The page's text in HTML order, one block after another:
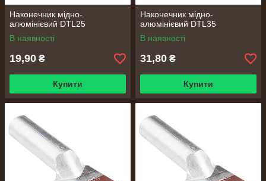
Наконечник мідно-
алюмінієвий DTL25
В наявності
19,90 ₴
Купити
Наконечник мідно-
алюмінієвий DTL35
В наявності
31,80 ₴
Купити